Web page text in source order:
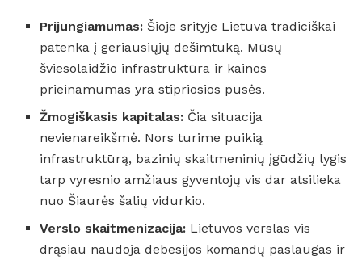
Prijungiamumas: Šioje srityje Lietuva tradiciškai
patenka į geriausiųjų dešimtuką. Mūsų
šviesolaidžio infrastruktūra ir kainos
prieinamumas yra stipriosios pusės.
Žmogiškasis kapitalas: Čia situacija
nevienareikšmė. Nors turime puikią
infrastruktūrą, bazinių skaitmeninių įgūdžių lygis
tarp vyresnio amžiaus gyventojų vis dar atsilieka
nuo Šiaurės šalių vidurkio.
Verslo skaitmenizacija: Lietuvos verslas vis
drąsiau naudoja debesijos komandų paslaugas ir